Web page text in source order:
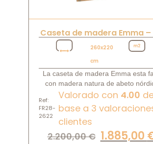
Caseta de madera Emma –
260x220
cm
La caseta de madera Emma esta
con madera natura de abeto
Ref:
FR28-
2622
Valorado con 4.00
base a 3
clientes
2.200,00€ 1.885,00